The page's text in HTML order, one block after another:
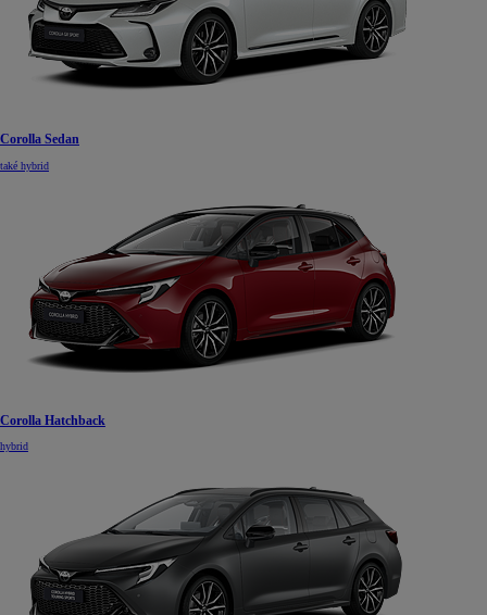
Corolla Sedan
také hybrid
Corolla Hatchback
hybrid